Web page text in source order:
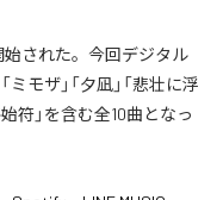
始された。今回デジタル
ミモザ」「夕凪」「悲壮に浮
始符」を含む全10曲となっ